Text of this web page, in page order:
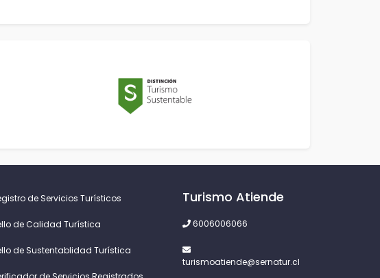
de Servicios Turísticos
de Calidad Turística
de Sustentablidad Turística
Turismo Atiende
6006006066
turismoatiende@sernatur.cl